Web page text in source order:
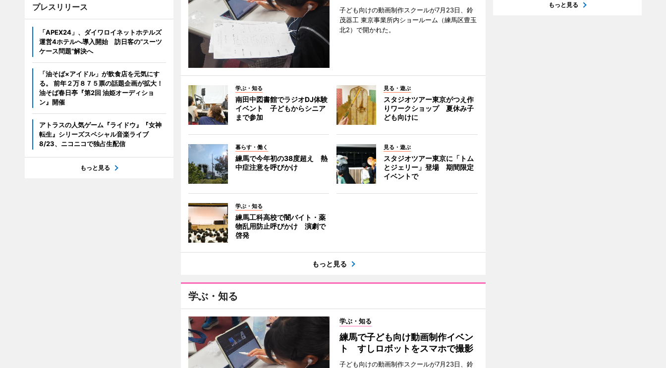
子ども向けの動画制作スクールが7月23日、鈴
茂器工 東京事業所内ショールーム（練馬区豊玉
北2）で開かれた。
学ぶ・知る
南田中図書館でラジオDJ体験
イベント 子どもからシニア
まで参加
見る・遊ぶ
スタジオツアー東京がつえ作
りワークショップ 夏休み子
ども向けに
暮らす・働く
練馬で今年初の38度超え 熱
中症注意を呼びかけ
見る・遊ぶ
スタジオツアー東京に「トム
とジェリー」登場 期間限定
イベントで
学ぶ・知る
練馬工科高校で闇バイト・薬
物乱用防止呼びかけ 演劇で
啓発
もっと見る
学ぶ・知る
学ぶ・知る
練馬で子ども向け動画制作イベン
ト すしロボットをスマホで撮影
子ども向けの動画制作スクールが7月23日、鈴
プレスリリース
「APEX24」、ダイワロイネットホテルズ
運営4ホテルへ導入開始 訪日客の“スーツ
ケース問題”解決へ
「油そば×アイドル」が飲食店を元気にす
る。 前年２万８７５票の話題企画が拡大！
油そば春日亭『第2回 油姫オーディショ
ン』開催
アトラスの人気ゲーム『ライドウ』『女神
転生』シリーズスペシャル音楽ライブ
8/23、ニコニコで独占生配信
もっと見る
もっと見る